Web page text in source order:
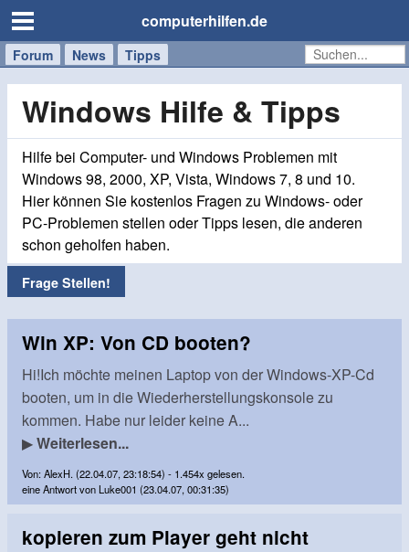
computerhilfen.de
Forum News Tipps
Handy
Windows
Mac
Windows Hilfe & Tipps
Hilfe bei Computer- und Windows Problemen mit
Windows 98, 2000, XP, Vista, Windows 7, 8 und 10.
Hier können Sie kostenlos Fragen zu Windows- oder
PC-Problemen stellen oder Tipps lesen, die anderen
schon geholfen haben.
Frage Stellen!
Win XP: Von CD booten?
Hi!Ich möchte meinen Laptop von der Windows-XP-Cd
booten, um in die Wiederherstellungskonsole zu
kommen. Habe nur leider keine A...
▶Weiterlesen...
Von: AlexH. (22.04.07, 23:18:54) - 1.454x gelesen.
eine Antwort von Luke001 (23.04.07, 00:31:35)
kopieren zum Player geht nicht